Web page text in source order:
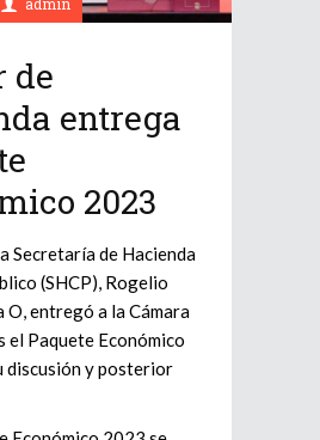
de
entrega
2023
Secretaría de Hacienda
(SHCP), Rogelio
O, entregó a la Cámara
el Paquete Económico
discusión y posterior